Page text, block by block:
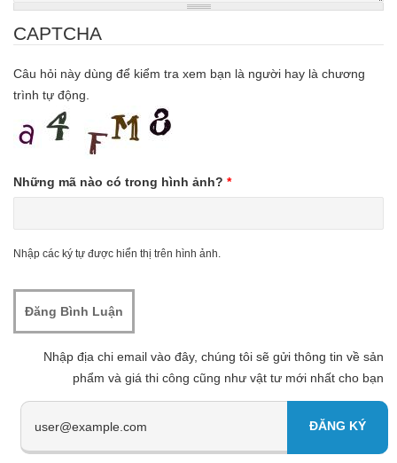
CAPTCHA
Câu hỏi này dùng để kiểm tra xem bạn là người hay là chương
trình tự động.
Những mã nào có trong hình ảnh? *
Nhập các ký tự được hiển thị trên hình ảnh.
Nhập địa chi email vào đây, chúng tôi sẽ gửi thông tin về sản
phẩm và giá thi công cũng như vật tư mới nhất cho bạn